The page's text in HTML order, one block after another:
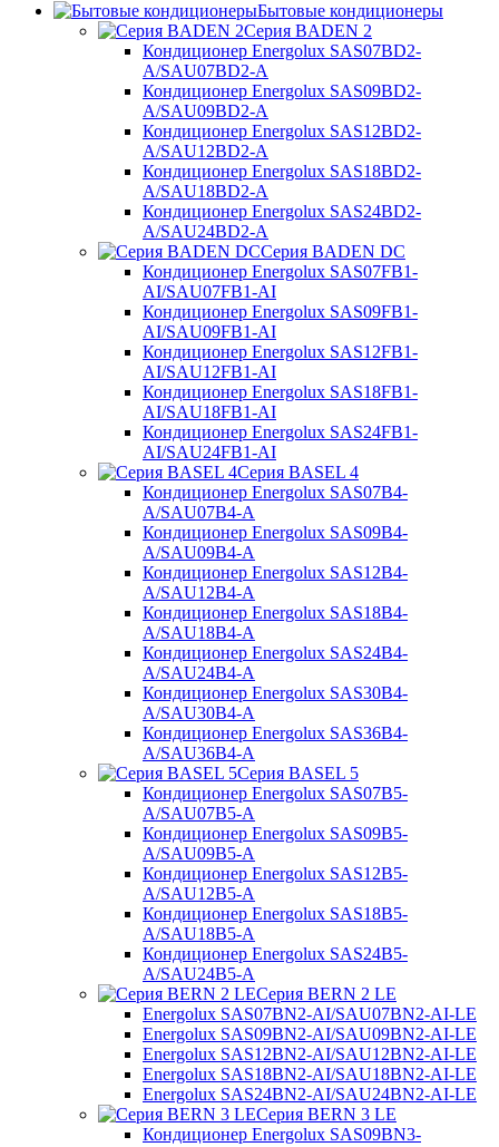
Бытовые кондиционеры
Серия BADEN 2
Кондиционер Energolux SAS07BD2-
A/SAU07BD2-A
Кондиционер Energolux SAS09BD2-
A/SAU09BD2-A
Кондиционер Energolux SAS12BD2-
A/SAU12BD2-A
Кондиционер Energolux SAS18BD2-
A/SAU18BD2-A
Кондиционер Energolux SAS24BD2-
A/SAU24BD2-A
Серия BADEN DC
Кондиционер Energolux SAS07FB1-
AI/SAU07FB1-AI
Кондиционер Energolux SAS09FB1-
AI/SAU09FB1-AI
Кондиционер Energolux SAS12FB1-
AI/SAU12FB1-AI
Кондиционер Energolux SAS18FB1-
AI/SAU18FB1-AI
Кондиционер Energolux SAS24FB1-
AI/SAU24FB1-AI
Серия BASEL 4
Кондиционер Energolux SAS07B4-
A/SAU07B4-A
Кондиционер Energolux SAS09B4-
A/SAU09B4-A
Кондиционер Energolux SAS12B4-
A/SAU12B4-A
Кондиционер Energolux SAS18B4-
A/SAU18B4-A
Кондиционер Energolux SAS24B4-
A/SAU24B4-A
Кондиционер Energolux SAS30B4-
A/SAU30B4-A
Кондиционер Energolux SAS36B4-
A/SAU36B4-A
Серия BASEL 5
Кондиционер Energolux SAS07B5-
A/SAU07B5-A
Кондиционер Energolux SAS09B5-
A/SAU09B5-A
Кондиционер Energolux SAS12B5-
A/SAU12B5-A
Кондиционер Energolux SAS18B5-
A/SAU18B5-A
Кондиционер Energolux SAS24B5-
A/SAU24B5-A
Серия BERN 2 LE
Energolux SAS07BN2-AI/SAU07BN2-AI-LE
Energolux SAS09BN2-AI/SAU09BN2-AI-LE
Energolux SAS12BN2-AI/SAU12BN2-AI-LE
Energolux SAS18BN2-AI/SAU18BN2-AI-LE
Energolux SAS24BN2-AI/SAU24BN2-AI-LE
Серия BERN 3 LE
Кондиционер Energolux SAS09BN3-